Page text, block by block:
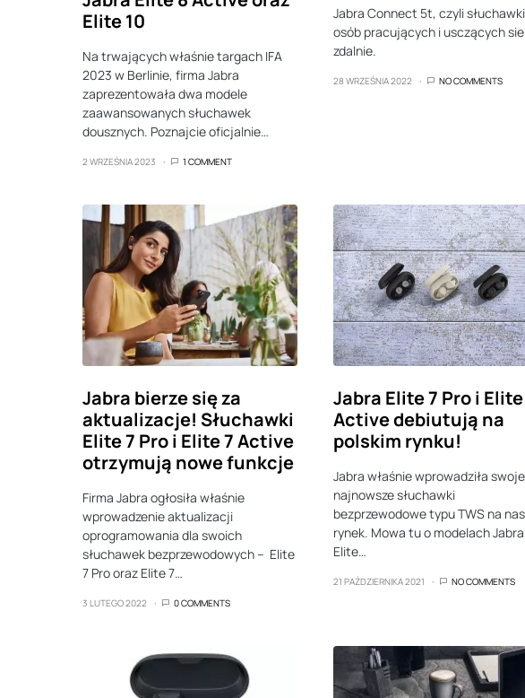
Elite 10
Na trwających właśnie targach IFA
2023 w Berlinie, firma Jabra
zaprezentowała dwa modele
zaawansowanych słuchawek
dousznych. Poznajcie oficjalnie…
2 WRZEŚNIA 2023 1 COMMENT
Jabra Connect 5t, czyli
osób pracujących i usczących sie
zdalnie.
28 WRZEŚNIA 2022 NO COMMENTS
Jabra bierze się za
aktualizacje! Słuchawki
Elite 7 Pro i Elite 7 Active
otrzymują nowe funkcje
Firma Jabra ogłosiła właśnie
wprowadzenie aktualizacji
oprogramowania dla swoich
słuchawek bezprzewodowych – Elite
7 Pro oraz Elite 7…
3 LUTEGO 2022 0 COMMENTS
Jabra Elite 7 Pro i Elite
Active debiutują na
polskim rynku!
Jabra właśnie wprowadziła swoje
najnowsze słuchawki
bezprzewodowe typu TWS na
rynek. Mowa tu o modelach Jabra
Elite…
21 PAŹDZIERNIKA 2021 NO COMMENTS